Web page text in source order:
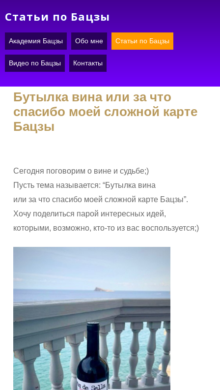
to
main
content
Статьи по Бацзы
Академия Бацзы Обо мне Статьи по Бацзы
Видео по Бацзы Контакты
Бутылка вина или за что
спасибо моей сложной карте
Бацзы
Сегодня поговорим о вине и судьбе;)
Пусть тема называется: “Бутылка вина
или за что спасибо моей сложной карте Бацзы”.
Хочу поделиться парой интересных идей,
которыми, возможно, кто-то из вас воспользуется;)